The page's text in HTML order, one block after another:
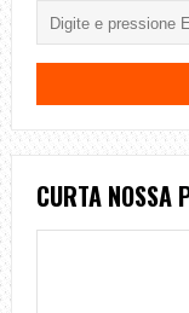
CURTA NOSSA